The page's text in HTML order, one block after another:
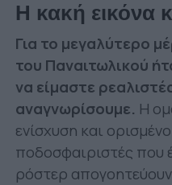
Η κακή εικόνα
Για το μεγαλύτερο
του Παναιτωλικού
να είμαστε
αναγνωρίσουμε. Η
ενίσχυση και
ποδοσφαιριστές που
ρόστερ